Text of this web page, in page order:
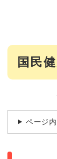
本
国民
ページ